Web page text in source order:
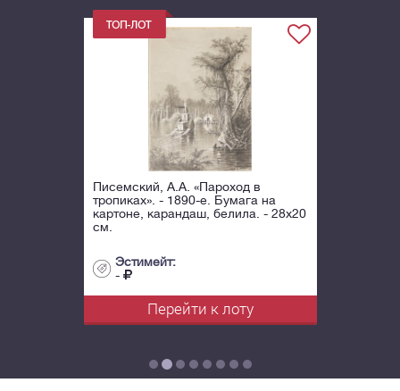
Писемский, А.А. «Пароход в
тропиках». - 1890-е. Бумага на
картоне, карандаш, белила. - 28х20
см.
Эстимейт:
-
Перейти к лоту